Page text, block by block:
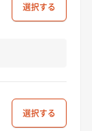
選択
選択